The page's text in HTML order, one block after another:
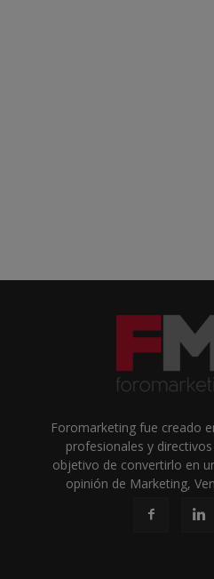
Foromarketing fue creado
profesionales y
objetivo de convertirlo en
opinión de Marketing,